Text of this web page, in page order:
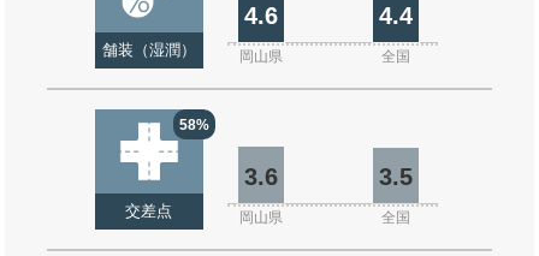
舗装（湿潤）
4.6 4.4
岡山県 全国
58%
交差点
3.6 3.5
岡山県 全国